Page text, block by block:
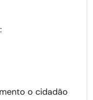
o cidadão